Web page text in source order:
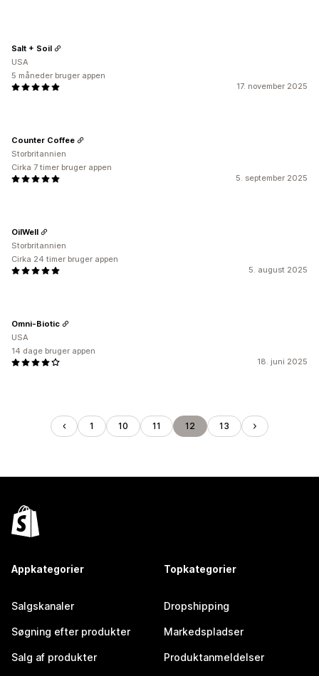
17. november 2025
Salt + Soil
USA
5 måneder bruger appen
5. september 2025
Counter Coffee
Storbritannien
Cirka 7 timer bruger appen
5. august 2025
OilWell
Storbritannien
Cirka 24 timer bruger appen
18. juni 2025
Omni-Biotic
USA
14 dage bruger appen
1 10 11 12 13
Appkategorier
Salgskanaler
Søgning efter produkter
Salg af produkter
Topkategorier
Dropshipping
Markedspladser
Produktanmeldelser